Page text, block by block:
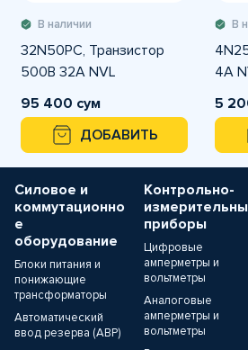
В наличии
32N50PC, Транзистор
500В 32А NVL
95 400 сум
ДОБАВИТЬ
В
4А
5
Силовое и
коммутационно
е
оборудование
Блоки питания и
понижающие
трансформаторы
Автоматический
ввод резерва (АВР)
Контрольно-
приборы
Цифровые
амперметры и
вольтметры
Аналоговые
амперметры и
вольтметры